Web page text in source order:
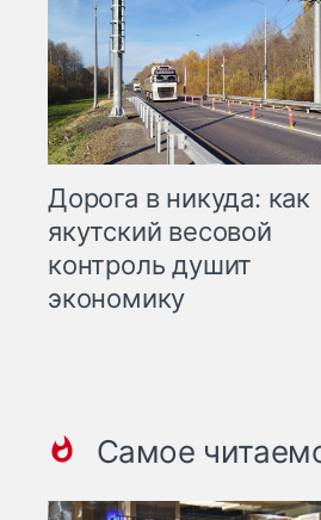
Дорога в никуда: как
якутский весовой
контроль душит
экономику
Самое